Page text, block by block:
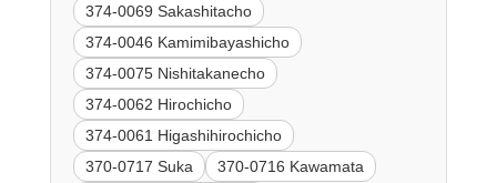
374-0069 Sakashitacho
374-0046 Kamimibayashicho
374-0075 Nishitakanecho
374-0062 Hirochicho
374-0061 Higashihirochicho
370-0717 Suka
370-0716 Kawamata